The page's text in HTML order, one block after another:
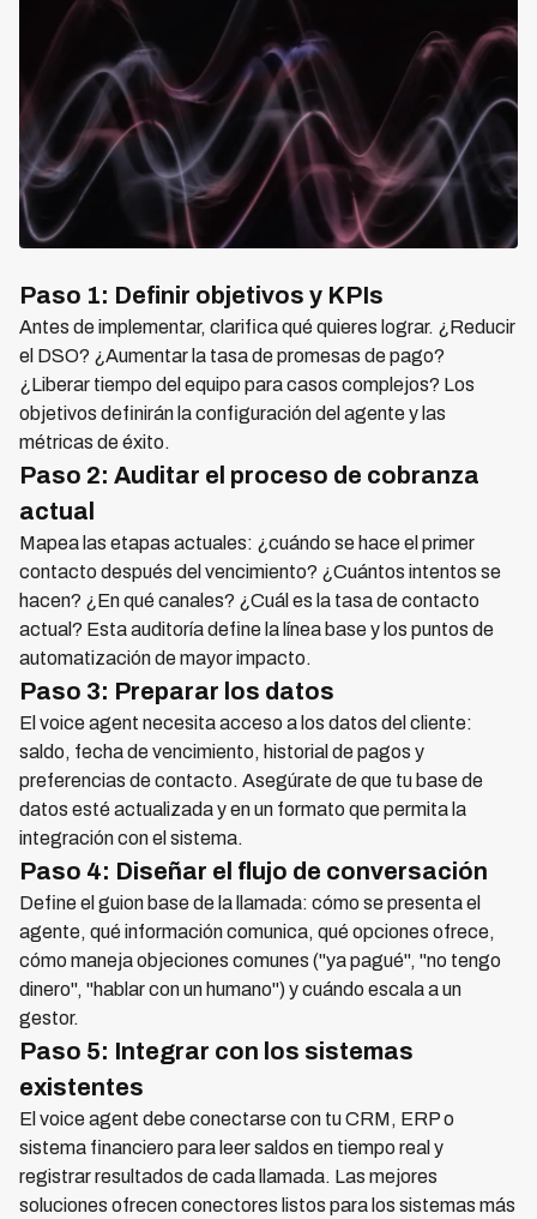
Paso 1: Definir objetivos y KPIs
Antes de implementar, clarifica qué quieres lograr. ¿Reducir
el DSO? ¿Aumentar la tasa de promesas de pago?
¿Liberar tiempo del equipo para casos complejos? Los
objetivos definirán la configuración del agente y las
métricas de éxito.
Paso 2: Auditar el proceso de cobranza
actual
Mapea las etapas actuales: ¿cuándo se hace el primer
contacto después del vencimiento? ¿Cuántos intentos se
hacen? ¿En qué canales? ¿Cuál es la tasa de contacto
actual? Esta auditoría define la línea base y los puntos de
automatización de mayor impacto.
Paso 3: Preparar los datos
El voice agent necesita acceso a los datos del cliente:
saldo, fecha de vencimiento, historial de pagos y
preferencias de contacto. Asegúrate de que tu base de
datos esté actualizada y en un formato que permita la
integración con el sistema.
Paso 4: Diseñar el flujo de conversación
Define el guion base de la llamada: cómo se presenta el
agente, qué información comunica, qué opciones ofrece,
cómo maneja objeciones comunes ("ya pagué", "no tengo
dinero", "hablar con un humano") y cuándo escala a un
gestor.
Paso 5: Integrar con los sistemas
existentes
El voice agent debe conectarse con tu CRM, ERP o
sistema financiero para leer saldos en tiempo real y
registrar resultados de cada llamada. Las mejores
soluciones ofrecen conectores listos para los sistemas más